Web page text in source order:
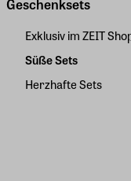
Geschenksets
Exklusiv im ZEIT
Süße Sets
Herzhafte Sets